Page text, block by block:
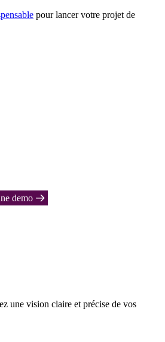
pour lancer votre projet de
demo
une vision claire et précise de vos